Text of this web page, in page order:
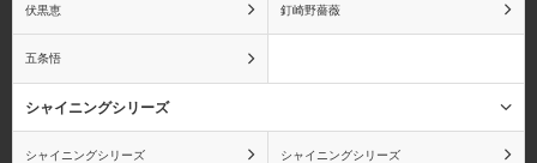
伏黒恵 釘崎野薔薇
五条悟
シャイニングシリーズ
シャイニングシリーズ シャイニングシリーズ